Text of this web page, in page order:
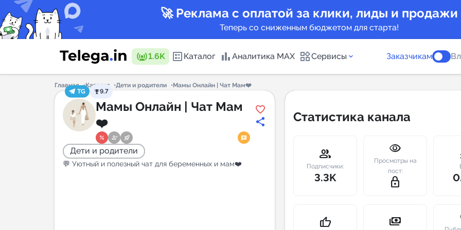
🚀 Реклама с оплатой за клики, лиды и продажи
Теперь со сниженным бюджетом для старта!
1.6K Каталог Аналитика MAX Сервисы
Каталог каналов
Горящие предложения
Telegram
New
Заказчикам
Главная Каталог Дети и родители
Мамы Онлайн | Чат Мам❤️
TG
9.7
Мамы Онлайн | Чат Мам
❤️
Дети и родители
💬 Уютный и полезный чат для беременных и мам❤️
Статистика канала
group
Подписчики:
3.3K
visibility
Просмотры на
пост:
lock_outline
thumb_up payments